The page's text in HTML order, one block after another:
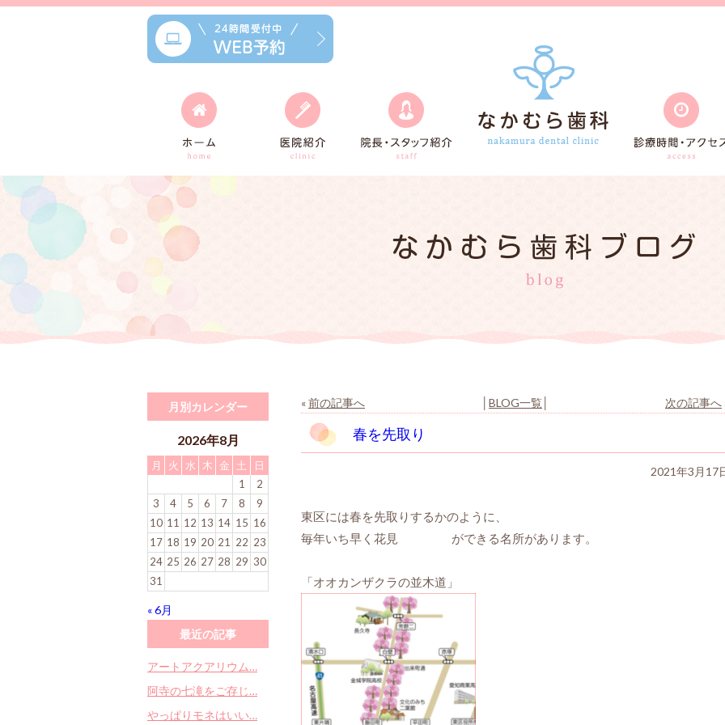
«前の記事へ BLOG一覧 次の記事へ
春を先取り
2021年3月17
東区には春を先取りするかのように、
毎年いち早く花見
ができる名所があります。
「オオカンザクラの並木道」
月別カレンダー
2026年8月
月 火 水 木 金 土
日
1
2
3
4 5 6 7 8
9
10 11 12 13 14 15 16
17 18 19 20 21 22 23
24 25 26 27 28 29 30
31
« 6月
最近の記事
アートアクアリウム…
阿寺の七滝をご存じ…
やっぱりモネはいい…